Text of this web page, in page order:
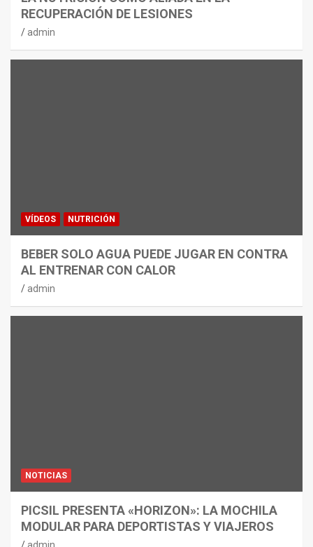
RECUPERACIÓN DE LESIONES
admin
VÍDEOS NUTRICIÓN
BEBER SOLO AGUA PUEDE JUGAR EN CONTRA
AL ENTRENAR CON CALOR
admin
NOTICIAS
PICSIL PRESENTA «HORIZON»: LA MOCHILA
MODULAR PARA DEPORTISTAS Y VIAJEROS